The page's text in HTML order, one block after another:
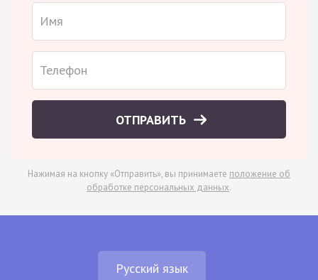
ОТПРАВИТЬ
Нажимая на кнопку «Отправить», вы принимаете положение об
обработке персональных данных.
Русский язык